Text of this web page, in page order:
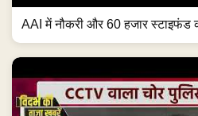
AAI में नौकरी और 60 हजार स्टाइफंड